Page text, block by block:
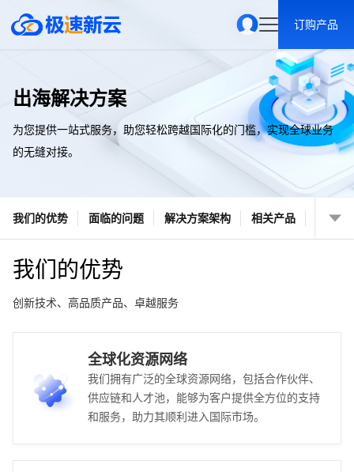
订购产品
出海解决方案
为您提供一站式服务，助您轻松跨越国际化的门槛，实现全球业务
的无缝对接。
我们的优势 面临的问题 解决方案架构 相关产品
我们的优势
创新技术、高品质产品、卓越服务
全球化资源网络
我们拥有广泛的全球资源网络，包括合作伙伴、
供应链和人才池，能够为客户提供全方位的支持
和服务，助力其顺利进入国际市场。